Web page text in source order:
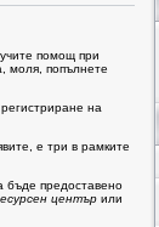
помощ при
моля, попълнете
на
е три в рамките
бъде предоставено
център или